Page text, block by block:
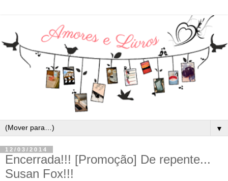
▼
12/03/2014
Encerrada!!! [Promoção] De repente...
Susan Fox!!!